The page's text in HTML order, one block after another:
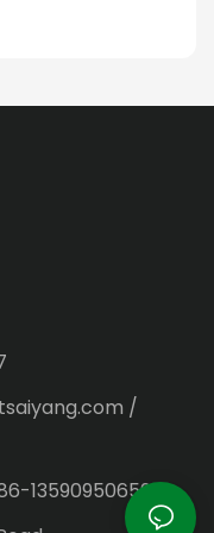
/
13590950659